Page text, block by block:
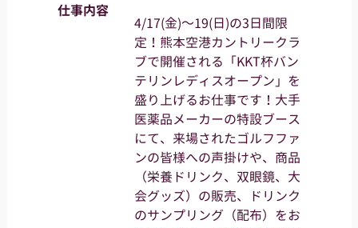
仕事内容
4/17(金)～19(日)の3日間限
定！熊本空港カントリークラ
ブで開催される「KKT杯バン
テリンレディスオープン」を
盛り上げるお仕事です！大手
医薬品メーカーの特設ブース
にて、来場されたゴルフファ
ンの皆様への声掛けや、商品
（栄養ドリンク、双眼鏡、大
会グッズ）の販売、ドリンク
のサンプリング（配布）をお